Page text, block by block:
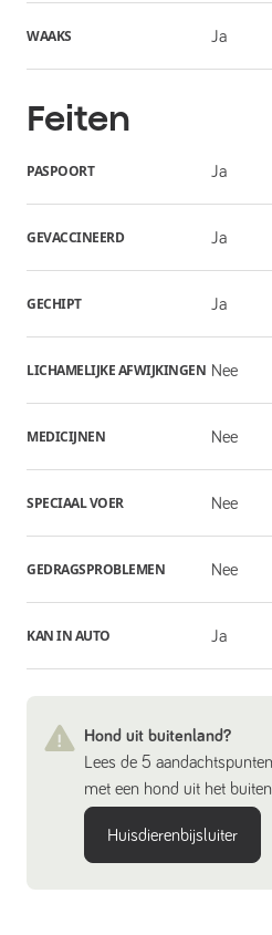
WAAKS Ja
Feiten
PASPOORT Ja
GEVACCINEERD Ja
GECHIPT Ja
LICHAMELIJKE AFWIJKINGEN Nee
MEDICIJNEN Nee
SPECIAAL VOER Nee
GEDRAGSPROBLEMEN Nee
KAN IN AUTO Ja
Hond uit buitenland?
Lees de 5
met een hond uit het
Huisdierenbijsluiter